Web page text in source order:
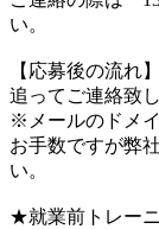
い。
【応募後の流れ】
追ってご連絡致し
※メールのドメ
お手数ですが弊
い。
★就業前トレー